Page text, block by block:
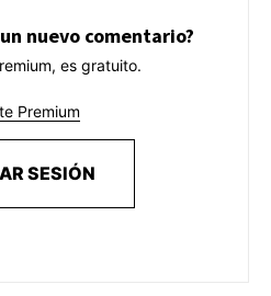
nuevo comentario?
es gratuito.
Premium
SESIÓN